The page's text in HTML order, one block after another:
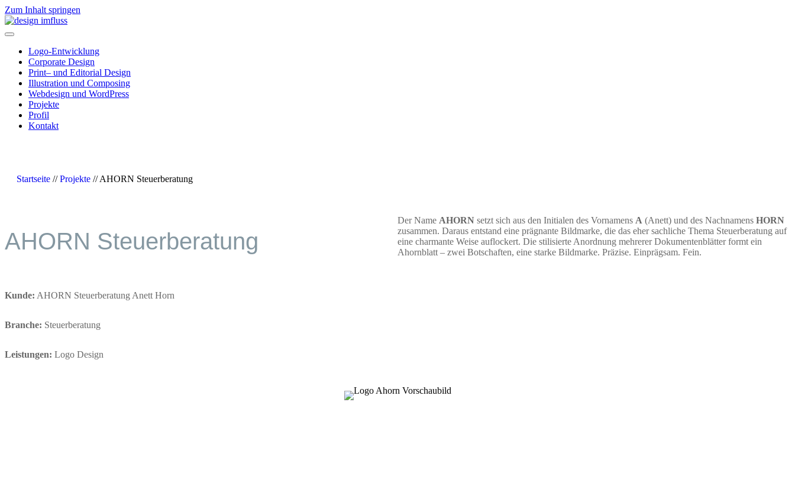
Zum Inhalt springen
Navigation
Logo-Entwicklung
Corporate Design
Print– und Editorial Design
Illustration und Composing
Webdesign und WordPress
Projekte
Profil
Kontakt
Startseite //Projekte //AHORN Steuerberatung
AHORN Steuerberatung
Kunde: AHORN Steuerberatung Anett Horn
Branche: Steuerberatung
Leistungen: Logo Design
Der Name AHORN setzt sich aus den Initialen des Vornamens A (Anett) und des Nachnamens HORN
zusammen. Daraus entstand eine prägnante Bildmarke, die das eher sachliche Thema Steuerberatung auf
eine charmante Weise auflockert. Die stilisierte Anordnung mehrerer Dokumentenblätter formt ein
Ahornblatt – zwei Botschaften, eine starke Bildmarke. Präzise. Einprägsam. Fein.